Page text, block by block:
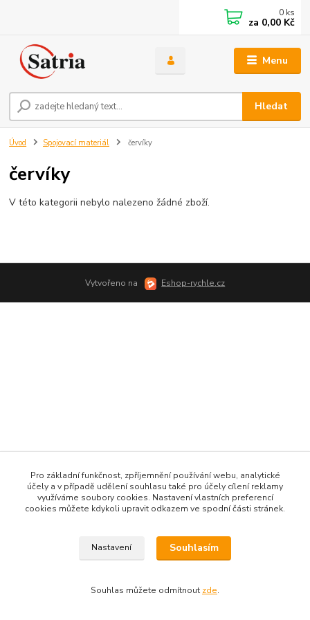
Menu
Hledat
0 ks
za 0,00 Kč
Úvod Spojovací materiál červíky
červíky
V této kategorii nebylo nalezeno žádné zboží.
Vytvořeno na Eshop-rychle.cz
Pro základní funkčnost, zpříjemnění používání webu, analytické
účely a v případě udělení souhlasu také pro účely cílení reklamy
využíváme soubory cookies. Nastavení vlastních preferencí
cookies můžete kdykoli upravit odkazem ve spodní části stránek.
Nastavení Souhlasím
Souhlas můžete odmítnout zde.